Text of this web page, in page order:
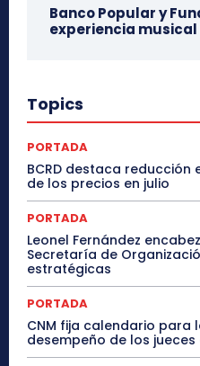
Banco Popular y
experiencia
Topics
PORTADA
BCRD destaca
de los precios en julio
PORTADA
Leonel Fernández
Secretaría de
estratégicas
PORTADA
CNM fija calendario para
desempeño de los